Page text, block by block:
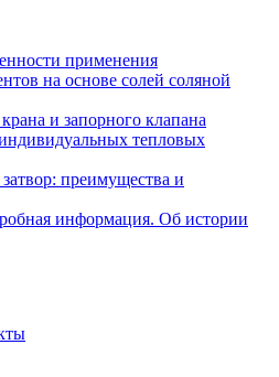
применения
на основе солей соляной
и запорного клапана
тепловых
преимущества и
информация. Об истории